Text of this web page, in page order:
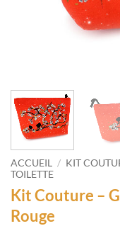
ACCUEIL / KIT
TOILETTE
Kit Couture –
Rouge